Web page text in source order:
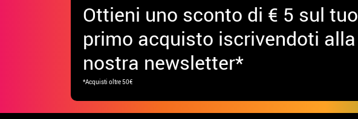
Ottieni uno sconto di € 5 sul tuo
primo acquisto iscrivendoti alla
nostra newsletter*
*Acquisti oltre 50€